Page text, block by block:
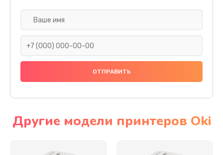
Другие модели принтеров Oki